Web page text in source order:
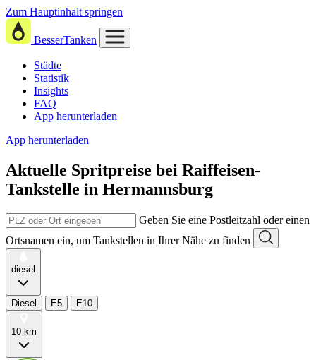
Zum Hauptinhalt springen
BesserTanken
Städte
Statistik
Insights
FAQ
App herunterladen
App herunterladen
Aktuelle Spritpreise bei Raiffeisen-
Tankstelle in Hermannsburg
Geben Sie eine Postleitzahl oder einen
Ortsnamen ein, um Tankstellen in Ihrer Nähe zu finden
diesel
Diesel E5 E10
10 km